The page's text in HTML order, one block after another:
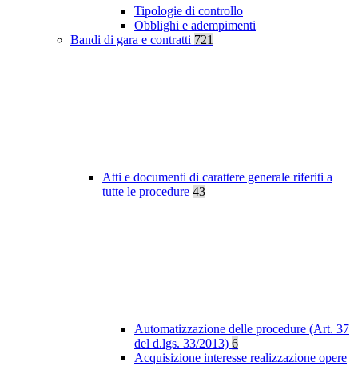
Tipologie di controllo
Obblighi e adempimenti
Bandi di gara e contratti 721
Atti e documenti di carattere generale riferiti a
tutte le procedure 43
Automatizzazione delle procedure (Art. 37
del d.lgs. 33/2013) 6
Acquisizione interesse realizzazione opere